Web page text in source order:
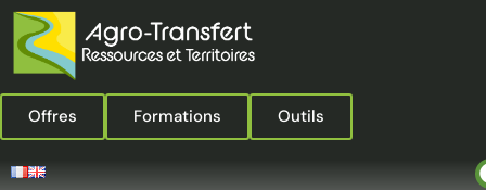
Offres Formations Outils